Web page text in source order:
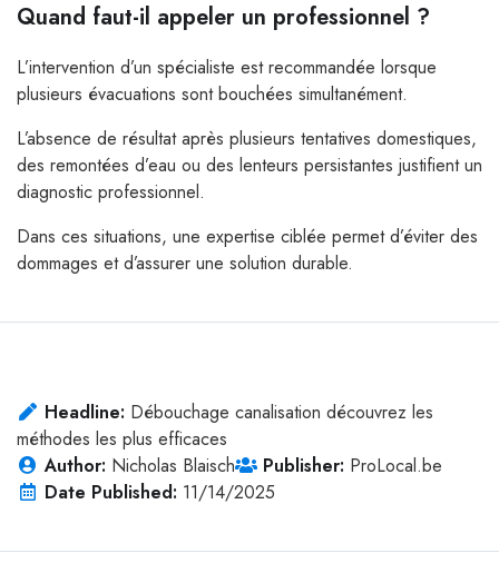
Quand faut-il appeler un professionnel ?
L’intervention d’un spécialiste est recommandée lorsque
plusieurs évacuations sont bouchées simultanément.
L’absence de résultat après plusieurs tentatives domestiques,
des remontées d’eau ou des lenteurs persistantes justifient un
diagnostic professionnel.
Dans ces situations, une expertise ciblée permet d’éviter des
dommages et d’assurer une solution durable.
Headline: Débouchage canalisation découvrez les
méthodes les plus efficaces
Author: Nicholas Blaisch Publisher: ProLocal.be
Date Published: 11/14/2025